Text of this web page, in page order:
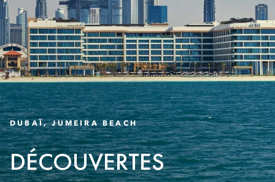
DUBAÏ, JUMEIRA BEACH
DÉCOUVERTES